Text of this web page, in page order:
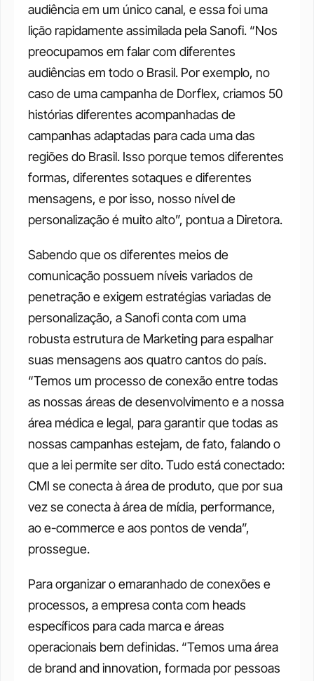
audiência em um único canal, e essa foi uma
lição rapidamente assimilada pela Sanofi. “Nos
preocupamos em falar com diferentes
audiências em todo o Brasil. Por exemplo, no
caso de uma campanha de Dorflex, criamos 50
histórias diferentes acompanhadas de
campanhas adaptadas para cada uma das
regiões do Brasil. Isso porque temos diferentes
formas, diferentes sotaques e diferentes
mensagens, e por isso, nosso nível de
personalização é muito alto”, pontua a Diretora.
Sabendo que os diferentes meios de
comunicação possuem níveis variados de
penetração e exigem estratégias variadas de
personalização, a Sanofi conta com uma
robusta estrutura de Marketing para espalhar
suas mensagens aos quatro cantos do país.
“Temos um processo de conexão entre todas
as nossas áreas de desenvolvimento e a nossa
área médica e legal, para garantir que todas as
nossas campanhas estejam, de fato, falando o
que a lei permite ser dito. Tudo está conectado:
CMI se conecta à área de produto, que por sua
vez se conecta à área de mídia, performance,
ao e-commerce e aos pontos de venda”,
prossegue.
Para organizar o emaranhado de conexões e
processos, a empresa conta com heads
específicos para cada marca e áreas
operacionais bem definidas. “Temos uma área
de brand and innovation, formada por pessoas